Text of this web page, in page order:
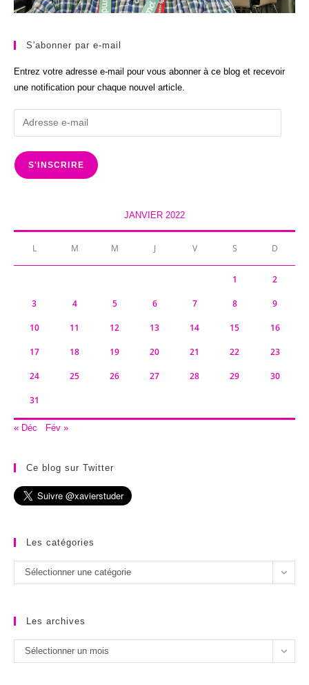
S'abonner par e-mail
Entrez votre adresse e-mail pour vous abonner à ce blog et recevoir
une notification pour chaque nouvel article.
Adresse
e-
mail
S'INSCRIRE
JANVIER 2022
L M M J V S D
1 2
3 4 5 6 7 8 9
10 11 12 13 14 15 16
17 18 19 20 21 22 23
24 25 26 27 28 29 30
31
« Déc Fév »
Ce blog sur Twitter
Les catégories
Les
catégories
Sélectionner une catégorie
Les archives
Les
archives
Sélectionner un mois